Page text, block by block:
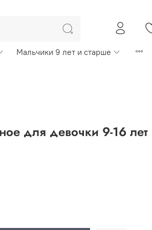
Мальчики 9 лет и старше
для девочки 9-16